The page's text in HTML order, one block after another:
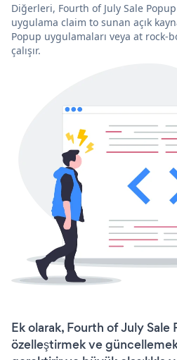
Diğerleri, Fourth of July Sale
uygulama claim to sunan açık
Popup uygulamaları veya at rock-
çalışır.
Ek olarak, Fourth of July Sale
özelleştirmek ve